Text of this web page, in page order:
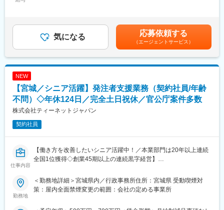
AI技術を活用したソフトウェアプロダクト + ハードウェアの両軸
で工場ラインのインテグレーション提案を行い、工場現場実装を
通じた課題解決型ソリューションを提供しています。
現在はAI外観検査事業およびコンサルティング事業を中心に事業
域へと事業を拡大していきます。
変更の範囲：会社の定める全ての業務
国や都道府県、政令都市など官公庁が発注する公共事業（河川・
道路工事等）の発注業務をサポートすることです。
工事の積算や検査などの業務を公務員に代わって行うことで、ワ
ークライフバランス良く働くことが可能です。
・公共事業における各種資料作成や工事費用の算出補助
・工事を実行するために必要な資料作成
・工事の施工状況チェック
・工事検査などへの参加・立ち合い
【ポジションの詳細】
・想定勤務地：宮城・福島・山形
※なるべくご自宅近くの案件先をご紹介できるよう努めております
・主な取引先：国土交通省、農林水産省、地方自治体、鉄道運輸
東日本大震災復興、他多数
・在籍人数：全国9支社にて約1,000名以上の技術が活躍しており
＞■昇給：年1回（7月）■賞与：年2回（6月、12月）※正社員移行
前は毎月手当として支給（年間で見た受給金額に影響が出ないよ
う考慮あり）■モデル年収：540万円／35歳・経験10年…月額35
万円＋残業手当・一律手当600万円／40歳・経験15年…月額37万
円＋残業手当・一律手当賃金はあくまでも目安の金額であり、選
めた表記です。
気になる 応募依頼する
（エージェントサービス）
NEW
【宮城／シニア活躍】発注者支援業務（契約社員/年齢
不問）◇年休124日／完全土日祝休／官公庁案件多数
株式会社ティーネットジャパン
契約社員
仕事内容
【働き方を改善したいシニア活躍中！／本業部門は20年以上連続
全国1位獲得◇創業45期以上の連続黒字経営】
【職務概要】
当社は国土交通省、農林水産省や地方自治体などと業務委託契約
を結び、案件の8割以上が官公庁案件です。
勤務地
＜勤務地詳細＞宮城県内／行政事務所住所：宮城県 受動喫煙対
策：屋内全面禁煙変更の範囲：会社の定める事業所